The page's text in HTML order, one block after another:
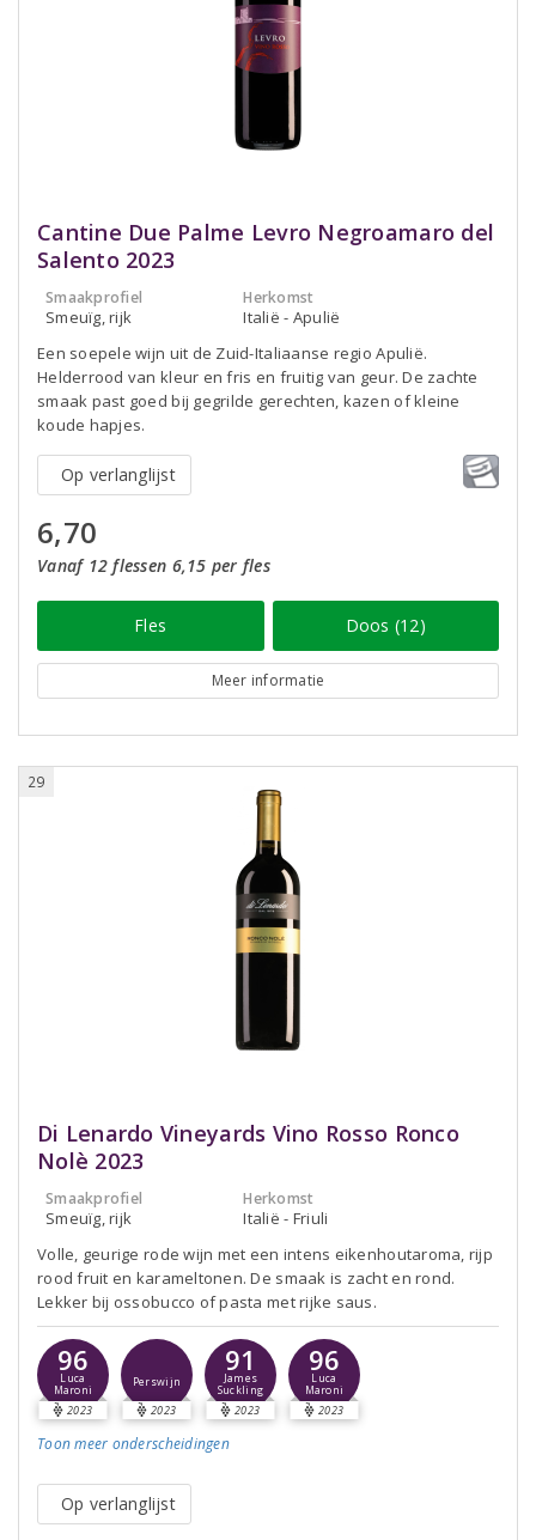
Cantine Due Palme Levro Negroamaro del
Salento 2023
Smaakprofiel
Smeuïg, rijk
Herkomst
Italië - Apulië
Een soepele wijn uit de Zuid-Italiaanse regio Apulië.
Helderrood van kleur en fris en fruitig van geur. De zachte
smaak past goed bij gegrilde gerechten, kazen of kleine
koude hapjes.
Op verlanglijst
6,70
Vanaf 12 flessen 6,15 per fles
Fles Doos (12)
Meer informatie
29
Di Lenardo Vineyards Vino Rosso Ronco
Nolè 2023
Smaakprofiel
Smeuïg, rijk
Herkomst
Italië - Friuli
Volle, geurige rode wijn met een intens eikenhoutaroma, rijp
rood fruit en karameltonen. De smaak is zacht en rond.
Lekker bij ossobucco of pasta met rijke saus.
96
Luca
Maroni
2023
Perswijn
2023
91
James
Suckling
2023
96
Luca
Maroni
2023
Toon meer onderscheidingen
Op verlanglijst